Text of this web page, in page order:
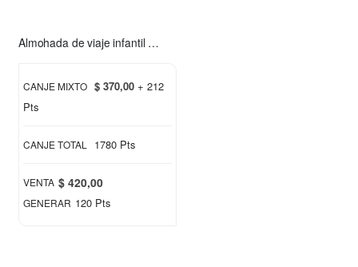
Almohada de viaje infantil Chimuelo rosa
CANJE MIXTO $ 370,00 + 212
Pts
CANJE TOTAL 1780 Pts
VENTA $ 420,00
GENERAR 120 Pts